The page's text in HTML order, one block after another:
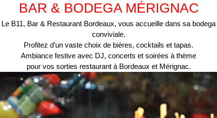
BAR & BODEGA MÉRIGNAC
Le B11, Bar & Restaurant Bordeaux, vous accueille dans sa bodega
conviviale.
Profitez d’un vaste choix de bières, cocktails et tapas.
Ambiance festive avec DJ, concerts et soirées à thème
pour vos sorties restaurant à Bordeaux et Mérignac.